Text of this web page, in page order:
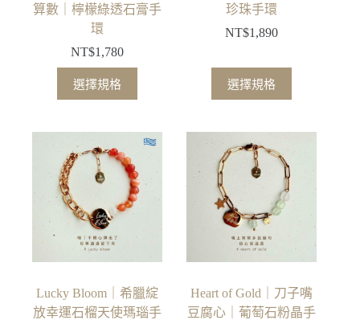
頁
面
選
選
項
算數｜檸檬綠透石膏手
環
NT$1,780
選擇規格
此
產
有
多
種
式。
可
在
品
頁
珍珠手環
NT$1,890
選擇規格
此
產
有
多
種
式。
可
在
品
頁
Lucky Bloom｜希臘綻
放幸運石榴天使瑪瑙手
Heart of Gold｜刀子嘴
豆腐心｜葡萄石粉晶手